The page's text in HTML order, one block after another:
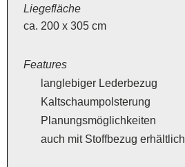
Liegefläche
ca. 200 x 305 cm
Features
langlebiger Lederbezug
Kaltschaumpolsterung
Planungsmöglichkeiten
auch mit Stoffbezug erhältlich